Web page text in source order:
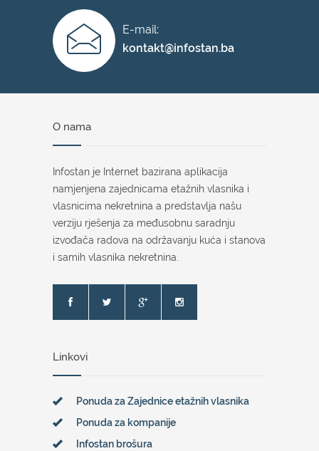
E-mail:
kontakt@infostan.ba
O nama
Infostan je Internet bazirana aplikacija
namjenjena zajednicama etažnih vlasnika i
vlasnicima nekretnina a predstavlja našu
verziju rješenja za međusobnu saradnju
izvođača radova na održavanju kuća i stanova
i samih vlasnika nekretnina.
Linkovi
Ponuda za Zajednice etažnih vlasnika
Ponuda za kompanije
Infostan brošura